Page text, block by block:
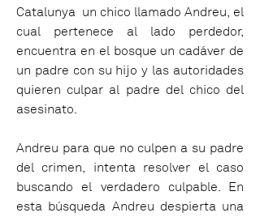
Catalunya un chico llamado Andreu, el
cual pertenece al lado perdedor,
encuentra en el bosque un cadáver de
un padre con su hijo y las autoridades
quieren culpar al padre del chico del
asesinato.
Andreu para que no culpen a su padre
del crimen, intenta resolver el caso
buscando el verdadero culpable. En
esta búsqueda Andreu despierta una